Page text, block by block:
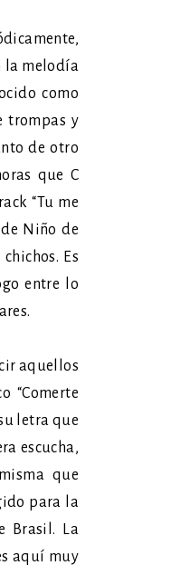
la melodía
como
trompas y
de otro
que C
“Tu me
Niño de
Es
entre lo
aquellos
“Comerte
letra que
escucha,
que
para la
Brasil. La
aquí muy